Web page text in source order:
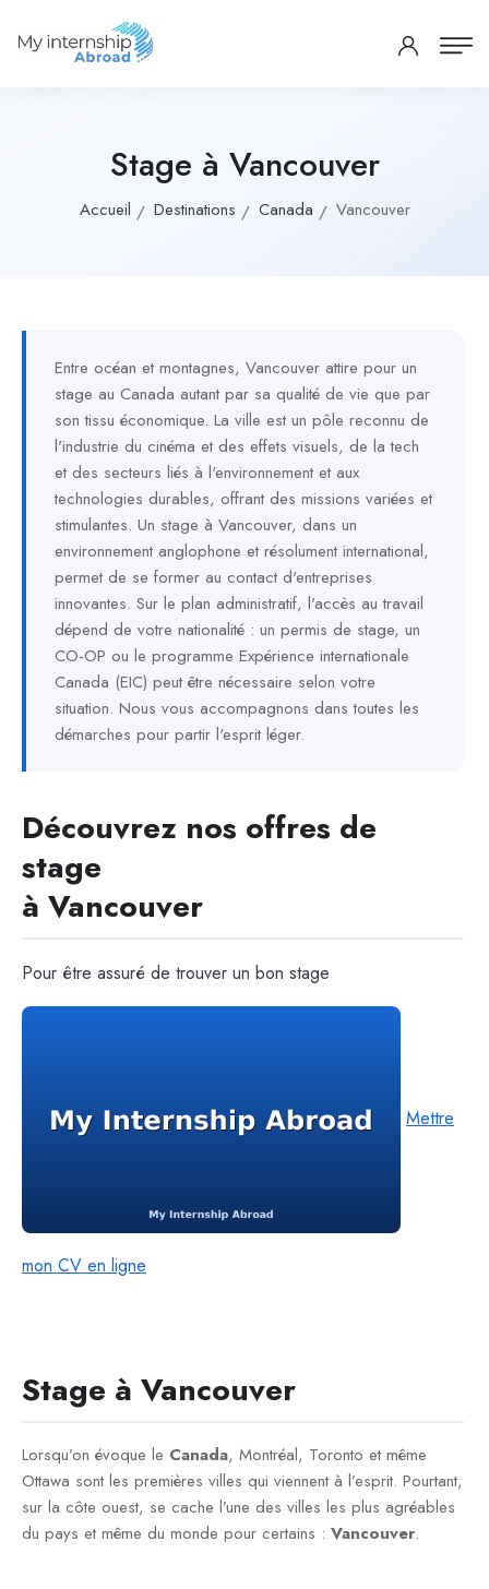
Stage à Vancouver
Accueil Destinations Canada Vancouver
Entre océan et montagnes, Vancouver attire pour un
stage au Canada autant par sa qualité de vie que par
son tissu économique. La ville est un pôle reconnu de
l'industrie du cinéma et des effets visuels, de la tech
et des secteurs liés à l'environnement et aux
technologies durables, offrant des missions variées et
stimulantes. Un stage à Vancouver, dans un
environnement anglophone et résolument international,
permet de se former au contact d'entreprises
innovantes. Sur le plan administratif, l'accès au travail
dépend de votre nationalité : un permis de stage, un
CO-OP ou le programme Expérience internationale
Canada (EIC) peut être nécessaire selon votre
situation. Nous vous accompagnons dans toutes les
démarches pour partir l'esprit léger.
Découvrez nos offres de
stage
à Vancouver
Pour être assuré de trouver un bon stage
Mettre
mon CV en ligne
Stage à Vancouver
Lorsqu’on évoque le Canada, Montréal, Toronto et même
Ottawa sont les premières villes qui viennent à l’esprit. Pourtant,
sur la côte ouest, se cache l’une des villes les plus agréables
du pays et même du monde pour certains : Vancouver.